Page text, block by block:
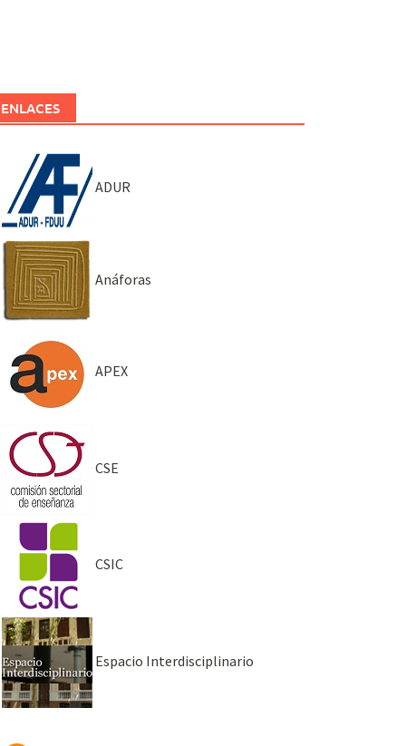
ENLACES
ADUR
Anáforas
APEX
CSE
CSIC
Espacio Interdisciplinario